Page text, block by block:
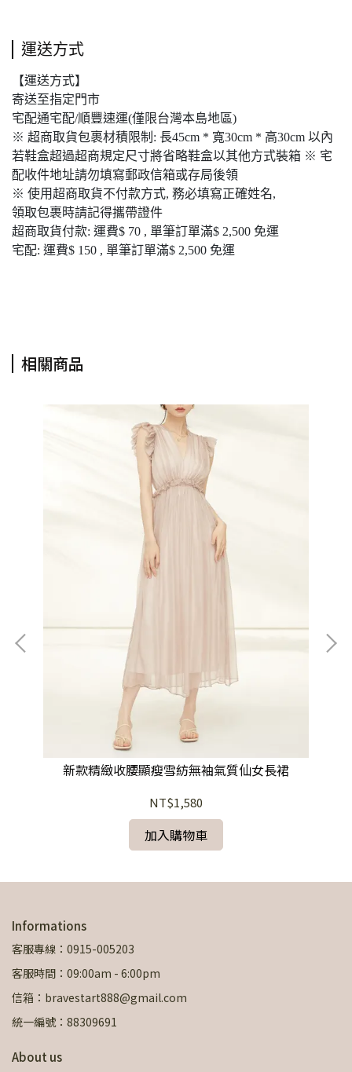
運送方式
【運送方式】
寄送至指定門市
宅配通宅配/順豐速運(僅限台灣本島地區)
※ 超商取貨包裹材積限制: 長45cm * 寬30cm * 高30cm 以內
若鞋盒超過超商規定尺寸將省略鞋盒以其他方式裝箱 ※ 宅
配收件地址請勿填寫郵政信箱或存局後領
※ 使用超商取貨不付款方式, 務必填寫正確姓名,
領取包裹時請記得攜帶證件
超商取貨付款: 運費$ 70 , 單筆訂單滿$ 2,500 免運
宅配: 運費$ 150 , 單筆訂單滿$ 2,500 免運
相關商品
新款精緻收腰顯瘦雪紡無袖氣質仙女長裙
NT$1,580
加入購物車
Informations
客服專線：0915-005203
客服時間：09:00am - 6:00pm
信箱：bravestart888@gmail.com
統一編號：88309691
About us